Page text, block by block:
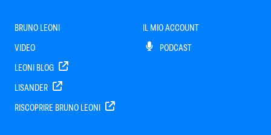
BRUNO LEONI
VIDEO
LEONI BLOG
LISANDER
RISCOPRIRE BRUNO LEONI
IL MIO ACCOUNT
PODCAST